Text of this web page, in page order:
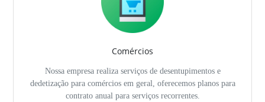
Comércios
Nossa empresa realiza serviços de desentupimentos e
dedetização para comércios em geral, oferecemos planos para
contrato anual para serviços recorrentes.